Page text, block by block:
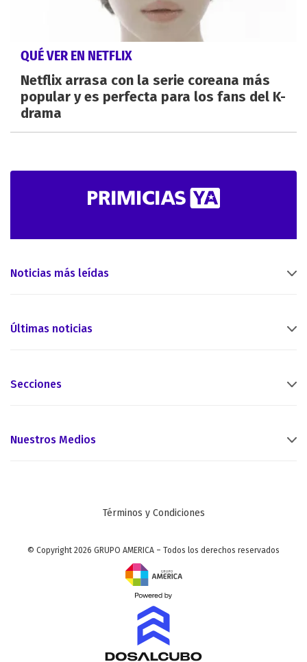
QUÉ VER EN NETFLIX
Netflix arrasa con la serie coreana más
popular y es perfecta para los fans del K-
drama
Noticias más leídas
Últimas noticias
Secciones
Nuestros Medios
Términos y Condiciones
© Copyright 2026 GRUPO AMERICA – Todos los derechos reservados